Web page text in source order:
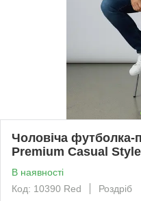
Чоловіча футболка-
Premium Casual
В наявності
Код: 10390 Red
Роздріб